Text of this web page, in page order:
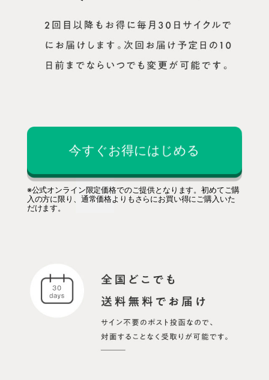
今すぐお得にはじめる
※公式オンライン限定価格でのご提供となります。初めてご購
入の方に限り、通常価格よりもさらにお買い得にご購入いた
だけます。